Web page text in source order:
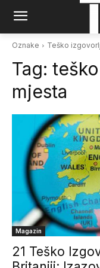
Oznake Teško
Tag:
mjesta
Magazin
21 Teško